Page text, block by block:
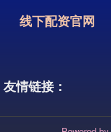
线下配资官网
友情链接：